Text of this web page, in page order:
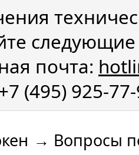
почта:
(495) 925-
→ Вопросы